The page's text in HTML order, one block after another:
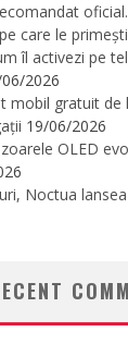
care le primești
îl activezi pe
2026
mobil gratuit de
19/06/2026
OLED
Noctua